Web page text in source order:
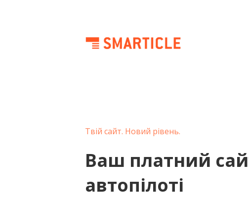
Твій сайт. Новий рівень.
Ваш платний
автопілоті